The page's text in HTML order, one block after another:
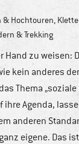
& Hochtouren,
& Trekking
Hand zu weisen:
kein anderes
Thema
ihre Agenda,
anderen
eigene. Das